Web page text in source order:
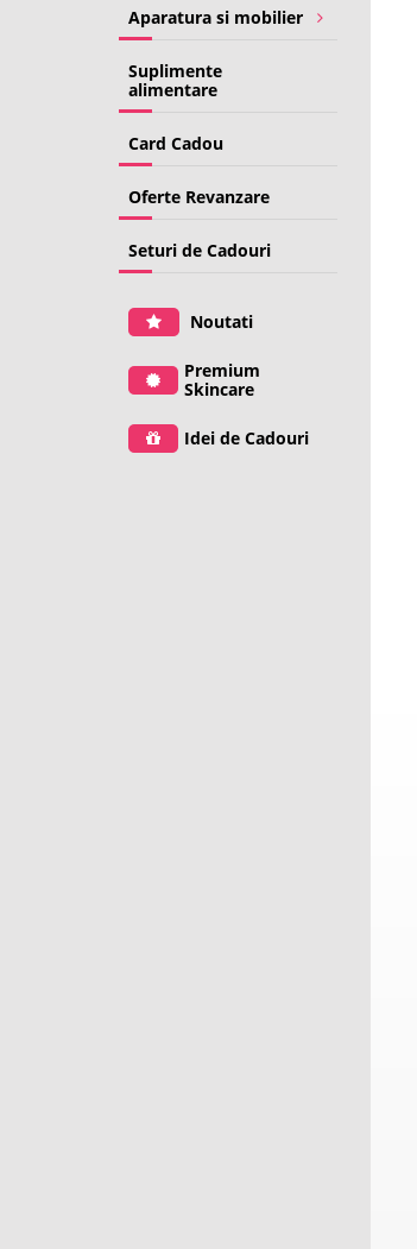
Aparatura si mobilier
Suplimente
alimentare
Card Cadou
Oferte Revanzare
Seturi de Cadouri
Noutati
Premium
Skincare
Idei de Cadouri